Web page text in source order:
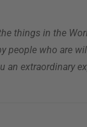
things in the
people who are
an extraordinary